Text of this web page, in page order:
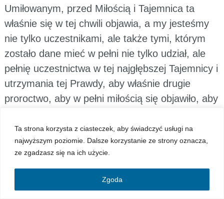
Ta strona korzysta z ciasteczek, aby świadczyć usługi na
najwyższym poziomie. Dalsze korzystanie ze strony oznacza,
ze zgadzasz się na ich użycie.
Zgoda
Umiłowanym, przed Miłością i Tajemnica ta
właśnie się w tej chwili objawia, a my jesteśmy
nie tylko uczestnikami, ale także tymi, którym
zostało dane mieć w pełni nie tylko udział, ale
pełnię uczestnictwa w tej najgłębszej Tajemnicy i
utrzymania tej Prawdy, aby właśnie drugie
proroctwo, aby w pełni miłością się objawiło, aby
spadli i powrócili do pierwotnej miłości, bo ona
jest celem wszystkiego, jest Życiem, bo
wszystko powstało z miłości, a Bóg jest
przewidziany przed stworzeniem świata,